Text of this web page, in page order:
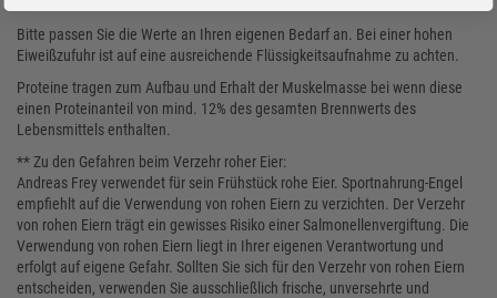
Bitte passen Sie die Werte an Ihren eigenen Bedarf an. Bei einer hohen
Eiweißzufuhr ist auf eine ausreichende Flüssigkeitsaufnahme zu achten.
Proteine tragen zum Aufbau und Erhalt der Muskelmasse bei wenn diese
einen Proteinanteil von mind. 12% des gesamten Brennwerts des
Lebensmittels enthalten.
** Zu den Gefahren beim Verzehr roher Eier:
Andreas Frey verwendet für sein Frühstück rohe Eier. Sportnahrung-Engel
empfiehlt auf die Verwendung von rohen Eiern zu verzichten. Der Verzehr
von rohen Eiern trägt ein gewisses Risiko einer Salmonellenvergiftung. Die
Verwendung von rohen Eiern liegt in Ihrer eigenen Verantwortung und
erfolgt auf eigene Gefahr. Sollten Sie sich für den Verzehr von rohen Eiern
entscheiden, verwenden Sie ausschließlich frische, unversehrte und